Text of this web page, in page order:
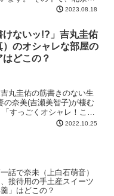
、気になりま... 2023.08.18
けないッ!?」吉丸圭佑
）のオシャレな部屋の
どこの？
丸圭佑の筋書きのない生
の奈美(吉瀬美智子)が棲む
すっごくオシャレ！こん
2022.10.25
話で奈未（上白石萌音）
接待用の手土産スイーツ
」はどこの？